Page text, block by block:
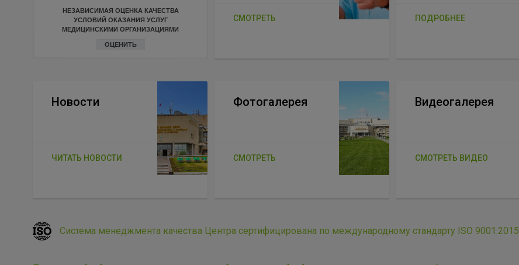
НЕЗАВИСИМАЯ ОЦЕНКА КАЧЕСТВА
УСЛОВИЙ ОКАЗАНИЯ УСЛУГ
МЕДИЦИНСКИМИ ОРГАНИЗАЦИЯМИ
ОЦЕНИТЬ
СМОТРЕТЬ ПОДРОБНЕЕ
Новости
ЧИТАТЬ НОВОСТИ
Фотогалерея
СМОТРЕТЬ
Видеогалерея
СМОТРЕТЬ ВИДЕО
Система менеджмента качества Центра сертифицирована по международному стандарту ISO 9001:2015